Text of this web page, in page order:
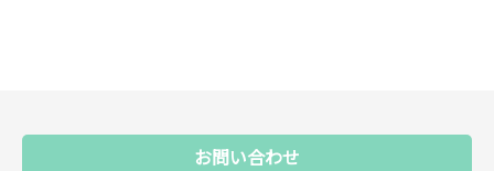
お問い合わせ